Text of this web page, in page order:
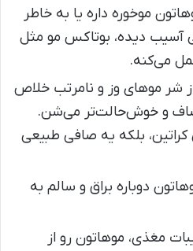
موخوره داره یا به خاطر
آسیب دیده، بوتاکس مو مثل
می‌کنه.
شر موهای وز و نامرتب خلاص
و خوش‌حالت‌تر می‌شن.
بلکه یه صافی طبیعی
دوباره براق و سالم به
مغذی، موهاتون رو از